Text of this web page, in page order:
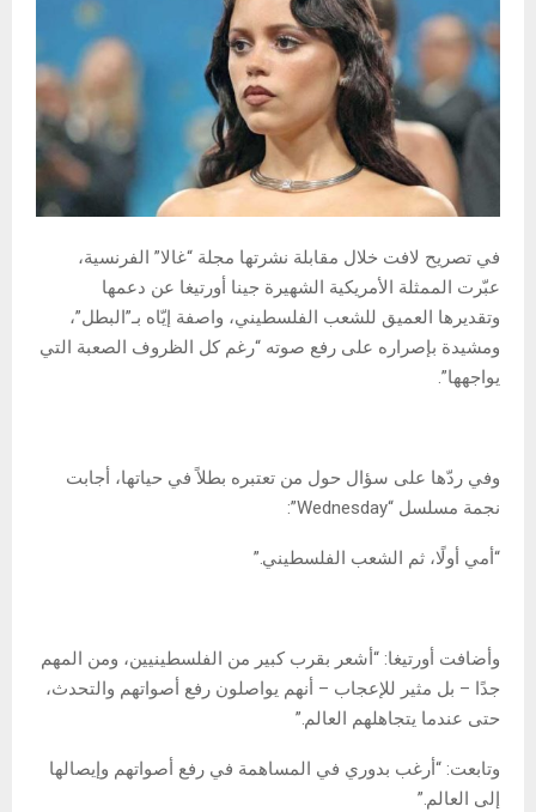
في تصريح لافت خلال مقابلة نشرتها مجلة “غالا” الفرنسية،
عبّرت الممثلة الأمريكية الشهيرة جينا أورتيغا عن دعمها
وتقديرها العميق للشعب الفلسطيني، واصفة إيّاه بـ”البطل”،
ومشيدة بإصراره على رفع صوته “رغم كل الظروف الصعبة التي
يواجهها”.
وفي ردّها على سؤال حول من تعتبره بطلاً في حياتها، أجابت
نجمة مسلسل “Wednesday”:
“أمي أولًا، ثم الشعب الفلسطيني.”
وأضافت أورتيغا: “أشعر بقرب كبير من الفلسطينيين، ومن المهم
جدًا – بل مثير للإعجاب – أنهم يواصلون رفع أصواتهم والتحدث،
حتى عندما يتجاهلهم العالم.”
وتابعت: “أرغب بدوري في المساهمة في رفع أصواتهم وإيصالها
إلى العالم.”